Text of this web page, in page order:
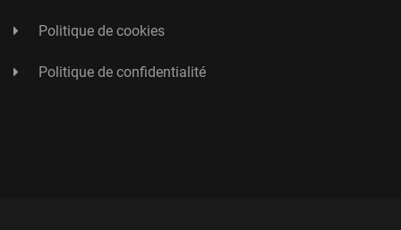
Politique de cookies
Politique de confidentialité